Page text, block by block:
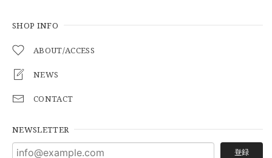
SHOP INFO
ABOUT/ACCESS
NEWS
CONTACT
NEWSLETTER
登録